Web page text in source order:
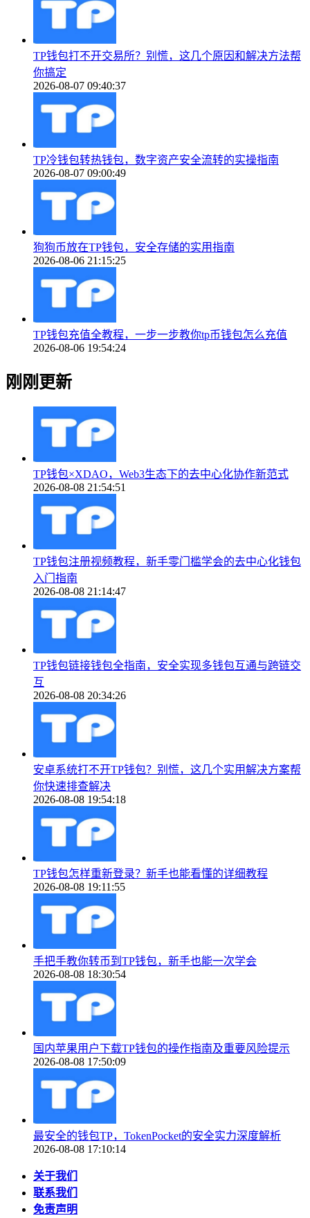
TP钱包打不开交易所？别慌，这几个原因和解决方法帮
你搞定
2026-08-07 09:40:37
TP冷钱包转热钱包，数字资产安全流转的实操指南
2026-08-07 09:00:49
狗狗币放在TP钱包，安全存储的实用指南
2026-08-06 21:15:25
TP钱包充值全教程，一步一步教你tp币钱包怎么充值
2026-08-06 19:54:24
刚刚更新
TP钱包×XDAO，Web3生态下的去中心化协作新范式
2026-08-08 21:54:51
TP钱包注册视频教程，新手零门槛学会的去中心化钱包
入门指南
2026-08-08 21:14:47
TP钱包链接钱包全指南，安全实现多钱包互通与跨链交
互
2026-08-08 20:34:26
安卓系统打不开TP钱包？别慌，这几个实用解决方案帮
你快速排查解决
2026-08-08 19:54:18
TP钱包怎样重新登录？新手也能看懂的详细教程
2026-08-08 19:11:55
手把手教你转币到TP钱包，新手也能一次学会
2026-08-08 18:30:54
国内苹果用户下载TP钱包的操作指南及重要风险提示
2026-08-08 17:50:09
最安全的钱包TP，TokenPocket的安全实力深度解析
2026-08-08 17:10:14
关于我们
联系我们
免责声明